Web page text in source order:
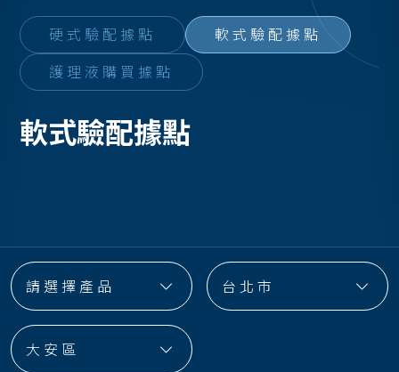
硬式驗配據點 軟式驗配據點
護理液購買據點
軟式驗配據點
請選擇產品 台北市
大安區